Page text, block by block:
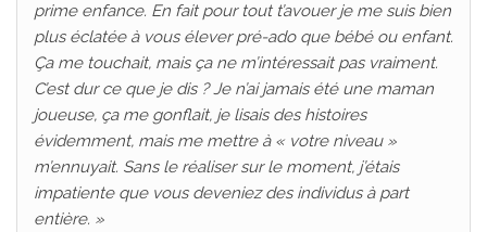
prime enfance. En fait pour tout t’avouer je me suis bien
plus éclatée à vous élever pré-ado que bébé ou enfant.
Ça me touchait, mais ça ne m’intéressait pas vraiment.
C’est dur ce que je dis ? Je n’ai jamais été une maman
joueuse, ça me gonflait, je lisais des histoires
évidemment, mais me mettre à « votre niveau »
m’ennuyait. Sans le réaliser sur le moment, j’étais
impatiente que vous deveniez des individus à part
entière. »